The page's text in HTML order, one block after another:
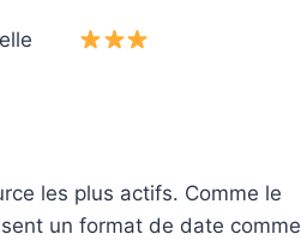
les plus actifs. Comme le
un format de date comme